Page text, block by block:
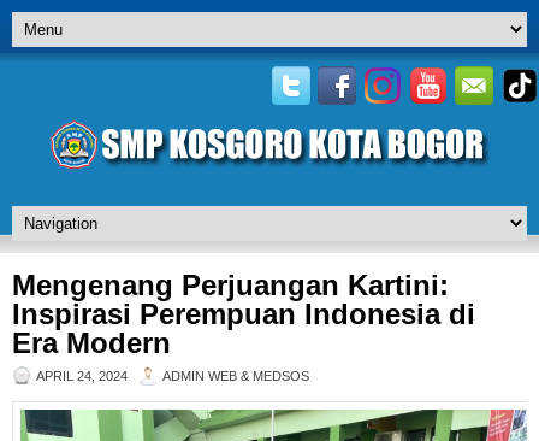
Mengenang Perjuangan Kartini:
Inspirasi Perempuan Indonesia di
Era Modern
APRIL 24, 2024 ADMIN WEB & MEDSOS